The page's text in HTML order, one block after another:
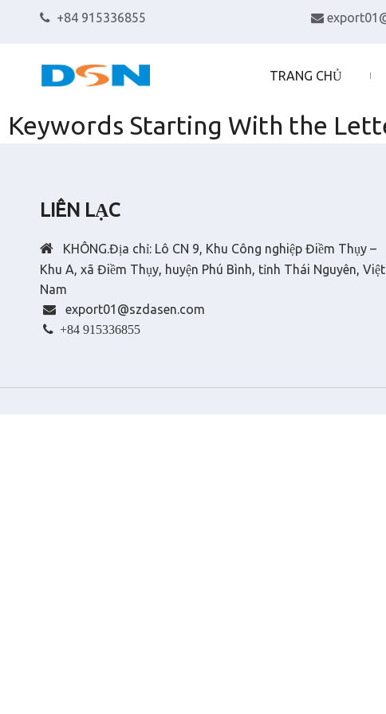
 +84 915336855 
TRANG CHỦ
Keywords Starting With the
LIÊN LẠC

KHÔNG.Địa chỉ: Lô CN 9, Khu Công nghiệp Điềm Thụy –
Khu A, xã Điềm Thụy, huyện Phú Bình, tỉnh Thái Nguyên, Việt
Nam
 export01@szdasen.com
 +84 915336855